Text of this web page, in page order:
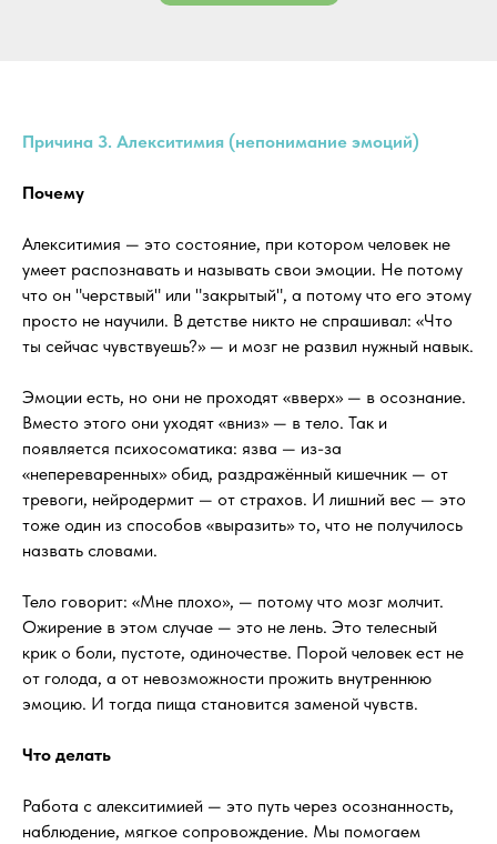
Причина 3. Алекситимия (непонимание эмоций)
Почему
Алекситимия — это состояние, при котором человек не
умеет распознавать и называть свои эмоции. Не потому
что он "черствый" или "закрытый", а потому что его этому
просто не научили. В детстве никто не спрашивал: «Что
ты сейчас чувствуешь?» — и мозг не развил нужный навык.
Эмоции есть, но они не проходят «вверх» — в осознание.
Вместо этого они уходят «вниз» — в тело. Так и
появляется психосоматика: язва — из-за
«непереваренных» обид, раздражённый кишечник — от
тревоги, нейродермит — от страхов. И лишний вес — это
тоже один из способов «выразить» то, что не получилось
назвать словами.
Тело говорит: «Мне плохо», — потому что мозг молчит.
Ожирение в этом случае — это не лень. Это телесный
крик о боли, пустоте, одиночестве. Порой человек ест не
от голода, а от невозможности прожить внутреннюю
эмоцию. И тогда пища становится заменой чувств.
Что делать
Работа с алекситимией — это путь через осознанность,
наблюдение, мягкое сопровождение. Мы помогаем